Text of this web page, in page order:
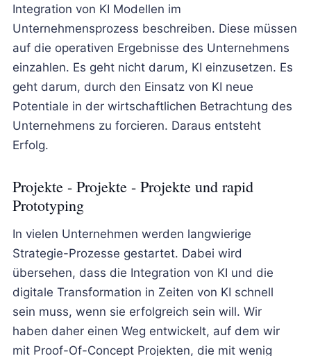
Integration von KI Modellen im
Unternehmensprozess beschreiben. Diese müssen
auf die operativen Ergebnisse des Unternehmens
einzahlen. Es geht nicht darum, KI einzusetzen. Es
geht darum, durch den Einsatz von KI neue
Potentiale in der wirtschaftlichen Betrachtung des
Unternehmens zu forcieren. Daraus entsteht
Erfolg.
Projekte - Projekte - Projekte und rapid
Prototyping
In vielen Unternehmen werden langwierige
Strategie-Prozesse gestartet. Dabei wird
übersehen, dass die Integration von KI und die
digitale Transformation in Zeiten von KI schnell
sein muss, wenn sie erfolgreich sein will. Wir
haben daher einen Weg entwickelt, auf dem wir
mit Proof-Of-Concept Projekten, die mit wenig